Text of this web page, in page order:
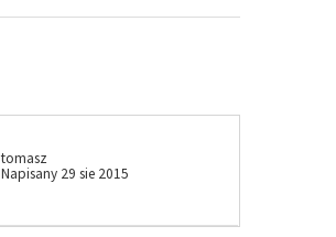
tomasz
Napisany 29 sie 2015